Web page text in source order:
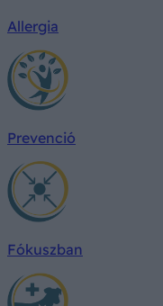
Allergia
Prevenció
Fókuszban